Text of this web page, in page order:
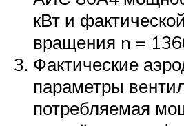
кВт и
вращения n =
Фактические
параметры
потребляемая